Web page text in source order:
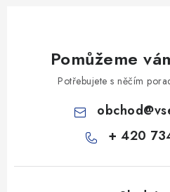
Pomůžeme
Potřebujete s něčím
obchod@
+ 420